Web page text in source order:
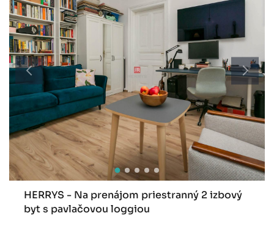
HERRYS - Na prenájom priestranný 2 izbový
byt s pavlačovou loggiou